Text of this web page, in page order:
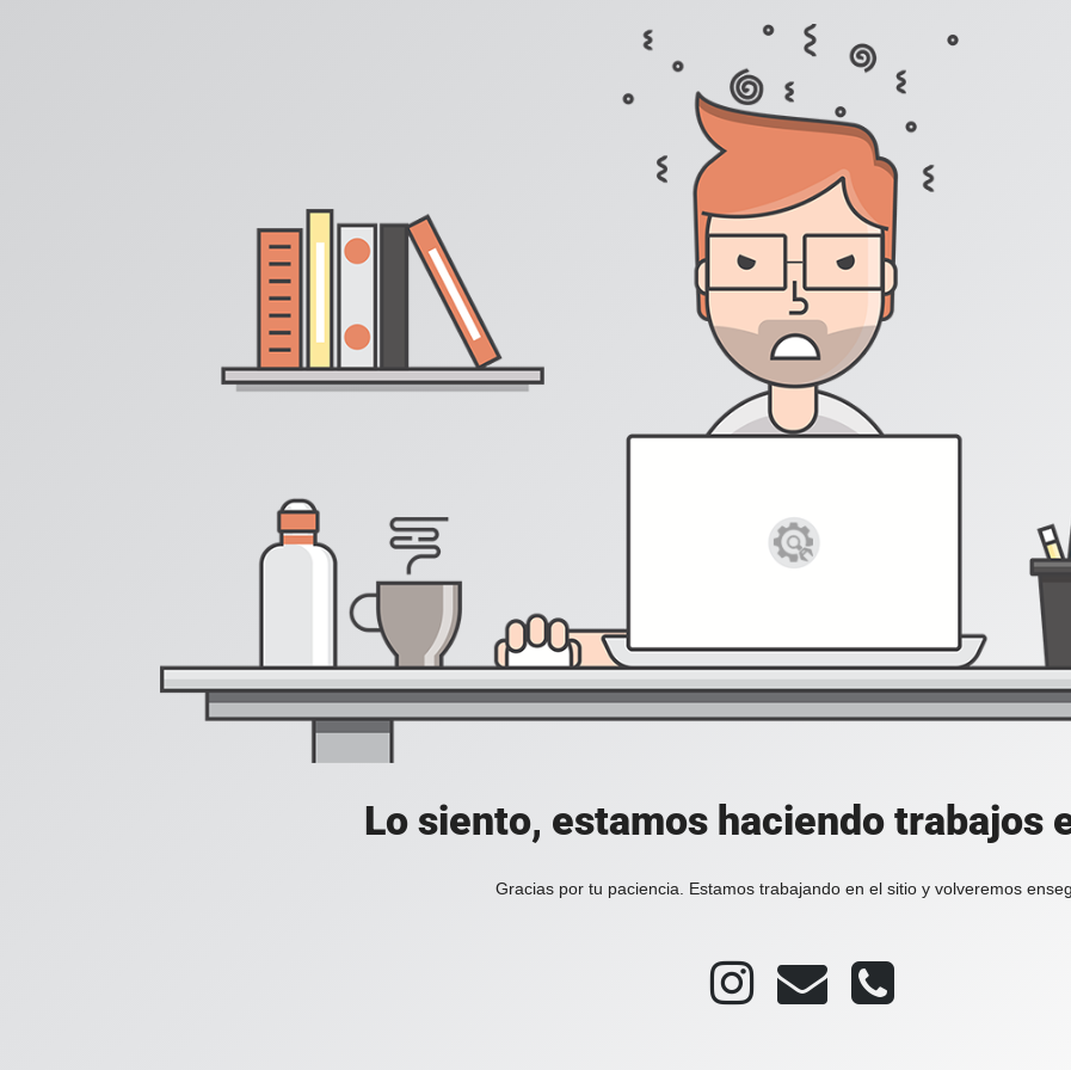
Lo siento, estamos haciendo trabajos
Gracias por tu paciencia. Estamos trabajando en el sitio y volveremos